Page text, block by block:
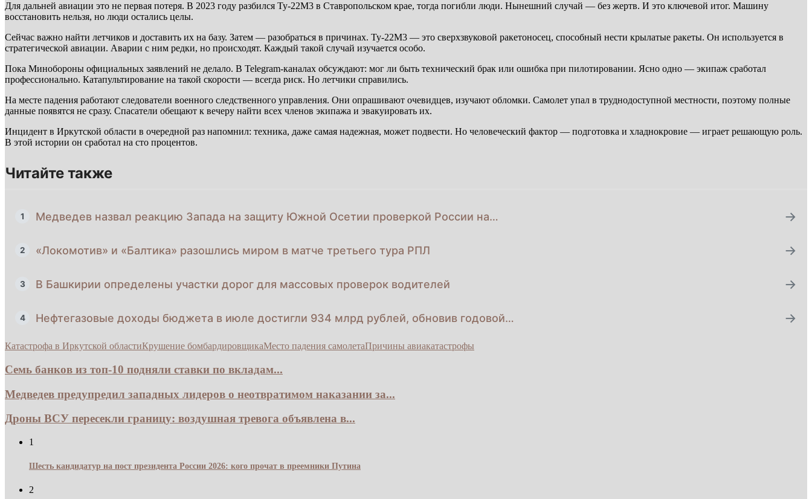
Для дальней авиации это не первая потеря. В 2023 году разбился Ту-22М3 в Ставропольском крае, тогда погибли люди. Нынешний случай — без жертв. И это ключевой итог. Машину
восстановить нельзя, но люди остались целы.
Сейчас важно найти летчиков и доставить их на базу. Затем — разобраться в причинах. Ту-22М3 — это сверхзвуковой ракетоносец, способный нести крылатые ракеты. Он используется в
стратегической авиации. Аварии с ним редки, но происходят. Каждый такой случай изучается особо.
Пока Минобороны официальных заявлений не делало. В Telegram-каналах обсуждают: мог ли быть технический брак или ошибка при пилотировании. Ясно одно — экипаж сработал
профессионально. Катапультирование на такой скорости — всегда риск. Но летчики справились.
На месте падения работают следователи военного следственного управления. Они опрашивают очевидцев, изучают обломки. Самолет упал в труднодоступной местности, поэтому полные
данные появятся не сразу. Спасатели обещают к вечеру найти всех членов экипажа и эвакуировать их.
Инцидент в Иркутской области в очередной раз напомнил: техника, даже самая надежная, может подвести. Но человеческий фактор — подготовка и хладнокровие — играет решающую роль.
В этой истории он сработал на сто процентов.
Читайте также
1 Медведев назвал реакцию Запада на защиту Южной Осетии проверкой России на… →
2 «Локомотив» и «Балтика» разошлись миром в матче третьего тура РПЛ →
3 В Башкирии определены участки дорог для массовых проверок водителей →
4 Нефтегазовые доходы бюджета в июле достигли 934 млрд рублей, обновив годовой… →
Катастрофа в Иркутской областиКрушение бомбардировщикаМесто падения самолетаПричины авиакатастрофы
Семь банков из топ-10 подняли ставки по вкладам...
Медведев предупредил западных лидеров о неотвратимом наказании за...
Дроны ВСУ пересекли границу: воздушная тревога объявлена в...
1
Шесть кандидатур на пост президента России 2026: кого прочат в преемники Путина
2